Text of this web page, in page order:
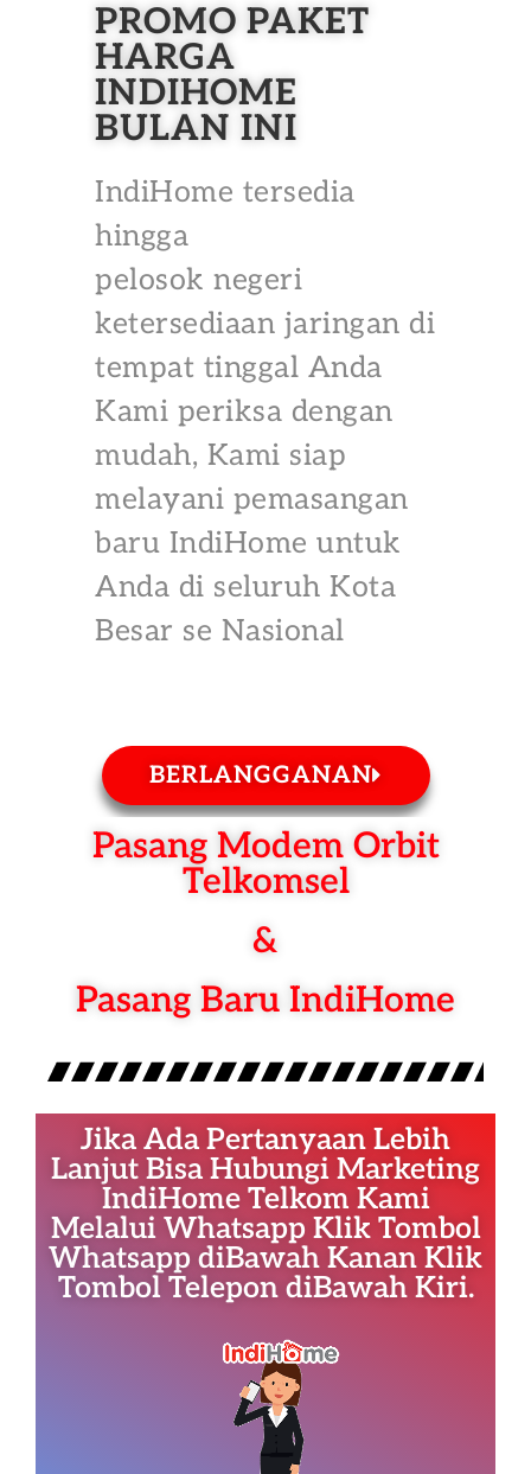
PROMO PAKET
HARGA
INDIHOME
BULAN INI
IndiHome tersedia
hingga
pelosok negeri
ketersediaan jaringan di
tempat tinggal Anda
Kami periksa dengan
mudah, Kami siap
melayani pemasangan
baru IndiHome untuk
Anda di seluruh Kota
Besar se Nasional
BERLANGGANAN
Pasang Modem Orbit
Telkomsel
&
Pasang Baru IndiHome
Jika Ada Pertanyaan Lebih
Lanjut Bisa Hubungi Marketing
IndiHome Telkom Kami
Melalui Whatsapp Klik Tombol
Whatsapp diBawah Kanan Klik
Tombol Telepon diBawah Kiri.